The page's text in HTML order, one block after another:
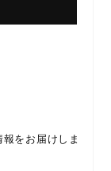
をお届けしま